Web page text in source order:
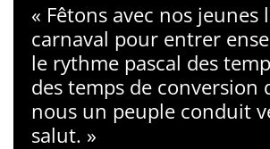
« Fêtons avec nos jeunes
carnaval pour entrer
le rythme pascal des
des temps de conversion
nous un peuple conduit
salut. »